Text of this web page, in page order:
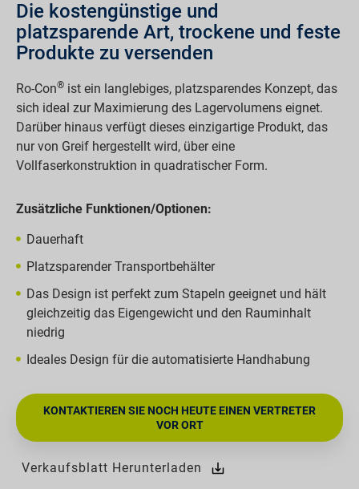
Die kostengünstige und
platzsparende Art, trockene und feste
Produkte zu versenden
Ro-Con® ist ein langlebiges, platzsparendes Konzept, das
sich ideal zur Maximierung des Lagervolumens eignet.
Darüber hinaus verfügt dieses einzigartige Produkt, das
nur von Greif hergestellt wird, über eine
Vollfaserkonstruktion in quadratischer Form.
Zusätzliche Funktionen/Optionen:
Dauerhaft
Platzsparender Transportbehälter
Das Design ist perfekt zum Stapeln geeignet und hält
gleichzeitig das Eigengewicht und den Rauminhalt
niedrig
Ideales Design für die automatisierte Handhabung
KONTAKTIEREN SIE NOCH HEUTE EINEN VERTRETER
VOR ORT
Verkaufsblatt Herunterladen